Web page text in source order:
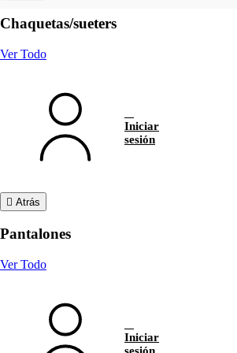
Chaquetas/sueters
Ver Todo
Iniciar
sesión
Atrás
Pantalones
Ver Todo
Iniciar
sesión